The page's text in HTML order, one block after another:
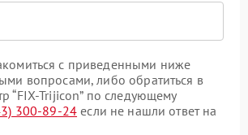
с приведенными ниже
вопросами, либо обратиться в
“FIX-Trijicon” по следующему
300-89-24 если не нашли ответ на